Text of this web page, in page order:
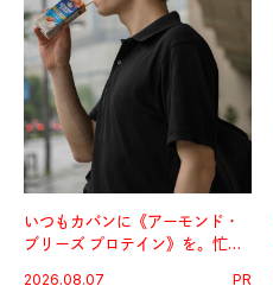
いつもカバンに《アーモンド・
ブリーズ プロテイン》を。忙し
グ習慣。
2026.08.07 PR